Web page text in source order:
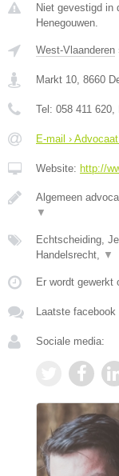
Niet gevestigd in
Henegouwen.
West-Vlaanderen
Markt 10 8660
Tel: 058 411 620
E-mail ›
Website: http://
Algemeen
▼
Echtscheiding,
Handelsrecht,
▼
Er wordt gewerkt
Laatste
Sociale media: